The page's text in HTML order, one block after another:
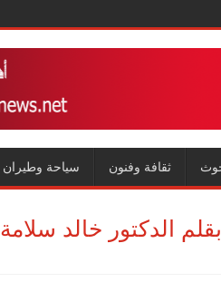
ثقافة وفنون سياحة وطيران
الدكتور خالد سلامة